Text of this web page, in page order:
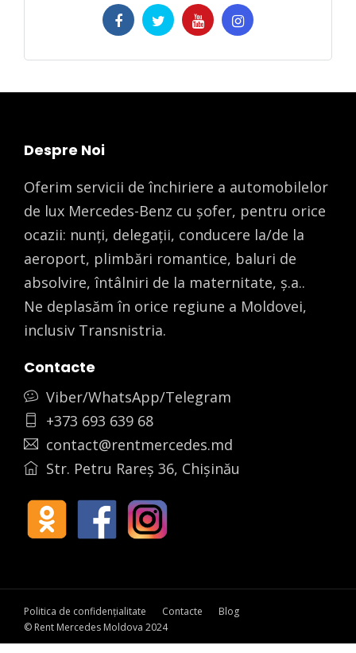
Despre Noi
Oferim servicii de închiriere a automobilelor
de lux Mercedes-Benz cu șofer, pentru orice
ocazii: nunți, delegații, conducere la/de la
aeroport, plimbări romantice, baluri de
absolvire, întâlniri de la maternitate, ș.a..
Ne deplasăm în orice regiune a Moldovei,
inclusiv Transnistria.
Contacte
Viber/WhatsApp/Telegram
+373 693 639 68
contact@rentmercedes.md
Str. Petru Rareș 36, Chișinău
Politica de confidențialitate Contacte
Blog
© Rent Mercedes Moldova 2024